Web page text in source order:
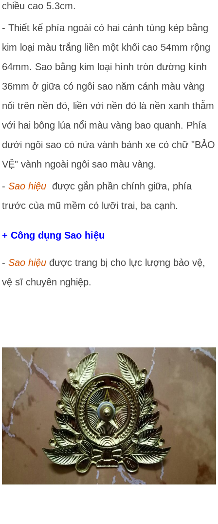
chiều cao 5.3cm.
- Thiết kế phía ngoài có hai cánh tùng kép bằng
kim loại màu trắng liền một khối cao 54mm rộng
64mm. Sao bằng kim loại hình tròn đường kính
36mm ở giữa có ngôi sao năm cánh màu vàng
nổi trên nền đỏ, liền với nền đỏ là nền xanh thẫm
với hai bông lúa nổi màu vàng bao quanh. Phía
dưới ngôi sao có nửa vành bánh xe có chữ "BẢO
VỆ" vành ngoài ngôi sao màu vàng.
-Sao hiệu được gắn phần chính giữa, phía
trước của mũ mềm có lưỡi trai, ba cạnh.
+ Công dụng Sao hiệu
-Sao hiệu được trang bị cho lực lượng bảo vệ,
vệ sĩ chuyên nghiệp.